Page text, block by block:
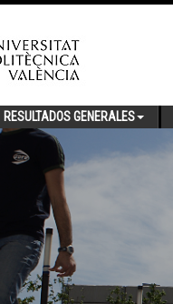
RESULTADOS GENERALES